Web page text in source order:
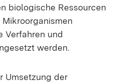
biologische Ressourcen
Verfahren und
werden.
Umsetzung der